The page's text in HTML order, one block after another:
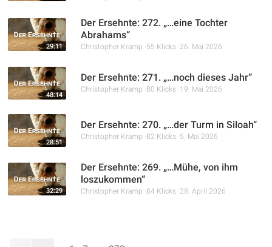
29:11
Der Ersehnte: 272. „…eine Tochter
Abrahams“
Christopher Kramp 55 Klicks 26. Mai 2026
48:14
Der Ersehnte: 271. „…noch dieses Jahr“
Christopher Kramp 80 Klicks 19. Mai 2026
28:51
Der Ersehnte: 270. „…der Turm in Siloah“
Christopher Kramp 82 Klicks 5. Mai 2026
32:29
Der Ersehnte: 269. „…Mühe, von ihm
loszukommen“
Christopher Kramp 84 Klicks 28. April 2026